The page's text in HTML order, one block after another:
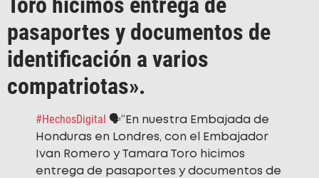
pasaportes y documentos de
identificación a varios
compatriotas».
#HechosDigital 🗣️“En nuestra Embajada de
Honduras en Londres, con el Embajador
Ivan Romero y Tamara Toro hicimos
entrega de pasaportes y documentos de